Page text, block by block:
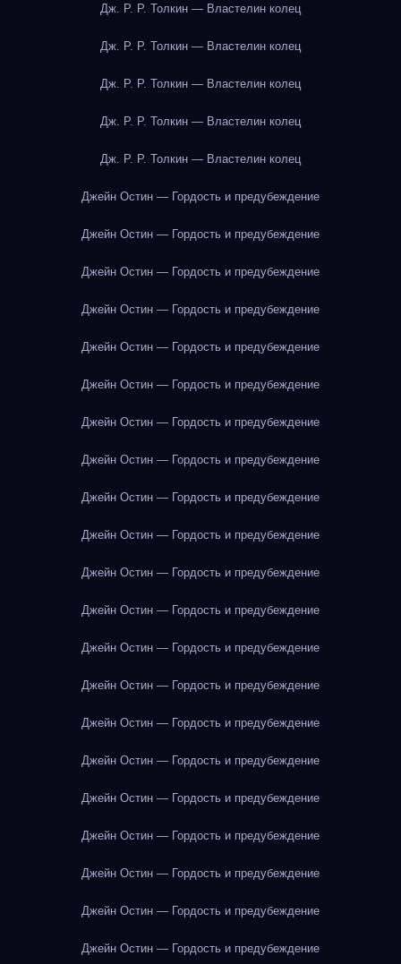
Дж. Р. Р. Толкин — Властелин колец
Дж. Р. Р. Толкин — Властелин колец
Дж. Р. Р. Толкин — Властелин колец
Дж. Р. Р. Толкин — Властелин колец
Дж. Р. Р. Толкин — Властелин колец
Джейн Остин — Гордость и предубеждение
Джейн Остин — Гордость и предубеждение
Джейн Остин — Гордость и предубеждение
Джейн Остин — Гордость и предубеждение
Джейн Остин — Гордость и предубеждение
Джейн Остин — Гордость и предубеждение
Джейн Остин — Гордость и предубеждение
Джейн Остин — Гордость и предубеждение
Джейн Остин — Гордость и предубеждение
Джейн Остин — Гордость и предубеждение
Джейн Остин — Гордость и предубеждение
Джейн Остин — Гордость и предубеждение
Джейн Остин — Гордость и предубеждение
Джейн Остин — Гордость и предубеждение
Джейн Остин — Гордость и предубеждение
Джейн Остин — Гордость и предубеждение
Джейн Остин — Гордость и предубеждение
Джейн Остин — Гордость и предубеждение
Джейн Остин — Гордость и предубеждение
Джейн Остин — Гордость и предубеждение
Джейн Остин — Гордость и предубеждение